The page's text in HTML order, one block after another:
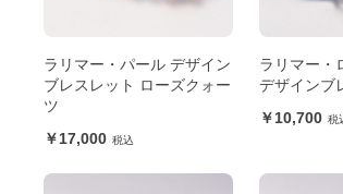
ラリマー・パール デザイン
ブレスレット ローズクォー
ツ
17,000
ラリマー・
デザインブ
10,700